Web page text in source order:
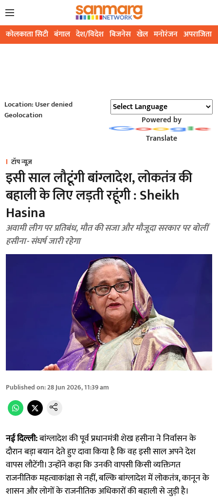
कोलकाता सिटी बंगाल देश/विदेश बिजनेस खेल मनोरंजन अपराजिता
Location: User denied
Geolocation
Powered by
Translate
टॉप न्यूज़
इसी साल लौटूंगी बांग्लादेश, लोकतंत्र की
बहाली के लिए लड़ती रहूंगी : Sheikh
Hasina
अवामी लीग पर प्रतिबंध, मौत की सजा और मौजूदा सरकार पर बोलीं
हसीना- संघर्ष जारी रहेगा
Published on:28 Jun 2026, 11:39 am
नई दिल्ली:बांग्लादेश की पूर्व प्रधानमंत्री शेख हसीना ने निर्वासन के
दौरान बड़ा बयान देते हुए दावा किया है कि वह इसी साल अपने देश
वापस लौटेंगी। उन्होंने कहा कि उनकी वापसी किसी व्यक्तिगत
राजनीतिक महत्वाकांक्षा से नहीं, बल्कि बांग्लादेश में लोकतंत्र, कानून के
शासन और लोगों के राजनीतिक अधिकारों की बहाली से जुड़ी है।